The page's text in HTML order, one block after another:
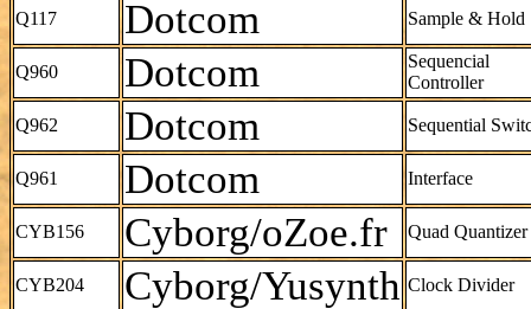
Q117 Dotcom Sample & Hold
Q960 Dotcom
Sequencial
Controller
Q962 Dotcom Sequential
Q961 Dotcom Interface
CYB156 Cyborg/oZoe.fr Quad Quantizer
CYB204 Cyborg/Yusynth Clock Divider